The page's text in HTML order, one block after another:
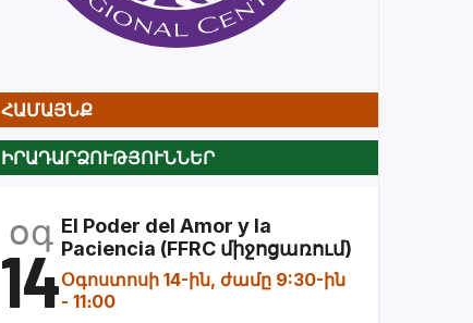
ՀԱՄԱՅՆՔ
ԻՐԱԴԱՐՁՈՒԹՅՈՒՆՆԵՐ
օգ
14
El Poder del Amor y la
Paciencia (FFRC միջոցառում)
Օգոստոսի 14-ին, ժամը 9:30-ին
- 11։00